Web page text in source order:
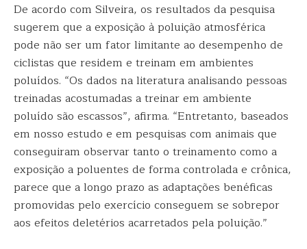
De acordo com Silveira, os resultados da pesquisa
sugerem que a exposição à poluição atmosférica
pode não ser um fator limitante ao desempenho de
ciclistas que residem e treinam em ambientes
poluídos. “Os dados na literatura analisando pessoas
treinadas acostumadas a treinar em ambiente
poluído são escassos”, afirma. “Entretanto, baseados
em nosso estudo e em pesquisas com animais que
conseguiram observar tanto o treinamento como a
exposição a poluentes de forma controlada e crônica,
parece que a longo prazo as adaptações benéficas
promovidas pelo exercício conseguem se sobrepor
aos efeitos deletérios acarretados pela poluição.”